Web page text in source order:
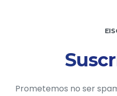
Prometemos no ser